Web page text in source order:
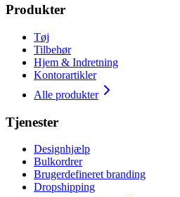
Produkter
Tøj
Tilbehør
Hjem & Indretning
Kontorartikler
Alle produkter
Tjenester
Designhjælp
Bulkordrer
Brugerdefineret branding
Dropshipping